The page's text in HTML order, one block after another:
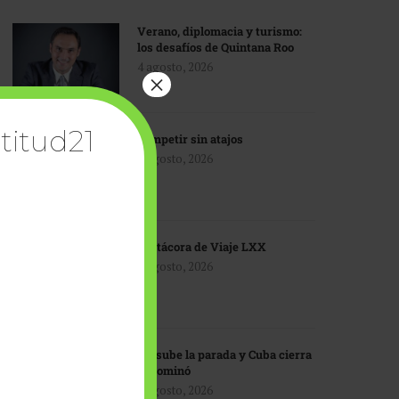
Verano, diplomacia y turismo:
los desafíos de Quintana Roo
4 agosto, 2026
Competir sin atajos
4 agosto, 2026
Bitácora de Viaje LXX
3 agosto, 2026
EU sube la parada y Cuba cierra
el dominó
3 agosto, 2026
×